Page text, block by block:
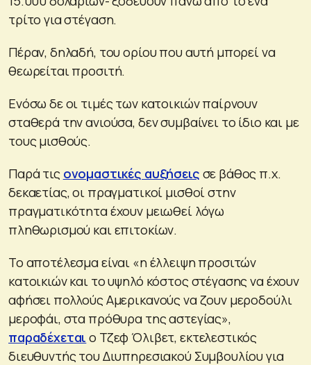
τρίτο για στέγαση.
Πέραν, δηλαδή, του ορίου που αυτή μπορεί να
θεωρείται προσιτή.
Ενόσω δε οι τιμές των κατοικιών παίρνουν
σταθερά την ανιούσα, δεν συμβαίνει το ίδιο και με
τους μισθούς.
Παρά τις ονομαστικές αυξήσεις σε βάθος π.χ.
δεκαετίας, οι πραγματικοί μισθοί στην
πραγματικότητα έχουν μειωθεί λόγω
πληθωρισμού και επιτοκίων.
Το αποτέλεσμα είναι «η έλλειψη προσιτών
κατοικιών και το υψηλό κόστος στέγασης να έχουν
αφήσει πολλούς Αμερικανούς να ζουν μεροδούλι
μεροφάι, στα πρόθυρα της αστεγίας»,
παραδέχεται ο Τζεφ Όλιβετ, εκτελεστικός
διευθυντής του Διυπηρεσιακού Συμβουλίου για